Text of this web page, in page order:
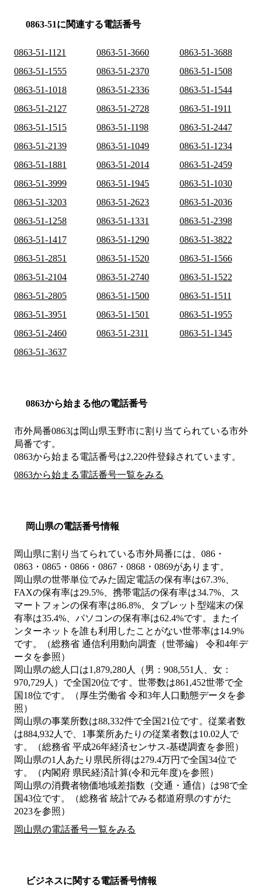
0863-51に関連する電話番号
0863-51-1121 0863-51-3660
0863-51-3688
0863-51-1555
0863-51-2370
0863-51-1508
0863-51-1018
0863-51-2336
0863-51-1544
0863-51-2127
0863-51-2728
0863-51-1911
0863-51-1515
0863-51-1198
0863-51-2447
0863-51-2139
0863-51-1049
0863-51-1234
0863-51-1881
0863-51-2014
0863-51-2459
0863-51-3999
0863-51-1945
0863-51-1030
0863-51-3203
0863-51-2623
0863-51-2036
0863-51-1258
0863-51-1331
0863-51-2398
0863-51-1417
0863-51-1290
0863-51-3822
0863-51-2851
0863-51-1520
0863-51-1566
0863-51-2104
0863-51-2740
0863-51-1522
0863-51-2805
0863-51-1500
0863-51-1511
0863-51-3951
0863-51-1501
0863-51-1955
0863-51-2460
0863-51-2311
0863-51-1345
0863-51-3637
0863から始まる他の電話番号
市外局番0863は岡山県玉野市に割り当てられている市外
局番です。
0863から始まる電話番号は2,220件登録されています。
0863から始まる電話番号一覧をみる
岡山県の電話番号情報
岡山県に割り当てられている市外局番には、086・
0863・0865・0866・0867・0868・0869があります。
岡山県の世帯単位でみた固定電話の保有率は67.3%、
FAXの保有率は29.5%、携帯電話の保有率は34.7%、ス
マートフォンの保有率は86.8%、タブレット型端末の保
有率は35.4%、パソコンの保有率は62.4%です。またイ
ンターネットを誰も利用したことがない世帯率は14.9%
です。（総務省 通信利用動向調査（世帯編） 令和4年デ
ータを参照）
岡山県の総人口は1,879,280人（男：908,551人、女：
970,729人）で全国20位です。世帯数は861,452世帯で全
国18位です。（厚生労働省 令和3年人口動態データを参
照）
岡山県の事業所数は88,332件で全国21位です。従業者数
は884,932人で、1事業所あたりの従業者数は10.02人で
す。（総務省 平成26年経済センサス‐基礎調査を参照）
岡山県の1人あたり県民所得は279.4万円で全国34位で
す。（内閣府 県民経済計算(令和元年度)を参照）
岡山県の消費者物価地域差指数（交通・通信）は98で全
国43位です。（総務省 統計でみる都道府県のすがた
2023を参照）
岡山県の電話番号一覧をみる
ビジネスに関する電話番号情報